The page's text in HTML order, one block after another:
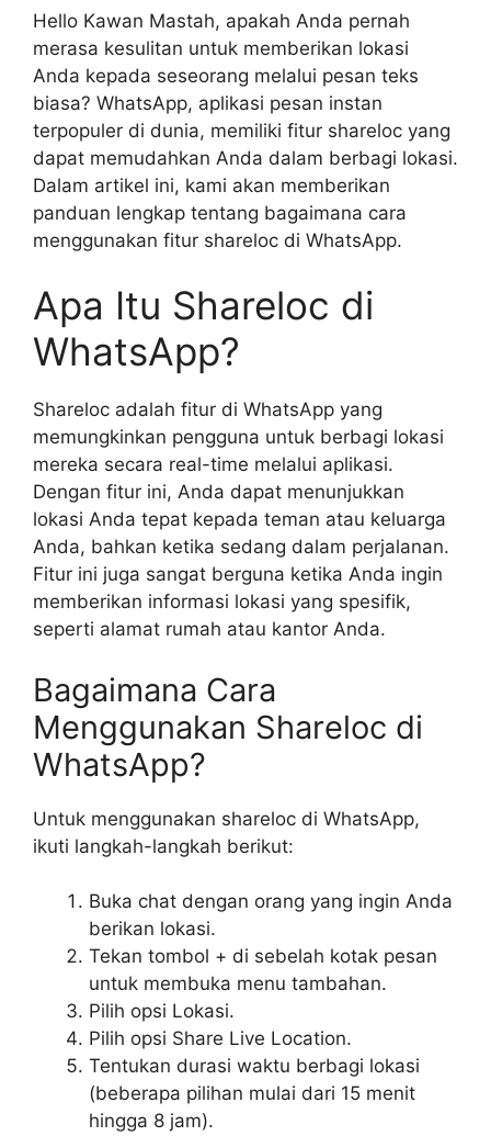
Hello Kawan Mastah, apakah Anda pernah
merasa kesulitan untuk memberikan lokasi
Anda kepada seseorang melalui pesan teks
biasa? WhatsApp, aplikasi pesan instan
terpopuler di dunia, memiliki fitur shareloc yang
dapat memudahkan Anda dalam berbagi lokasi.
Dalam artikel ini, kami akan memberikan
panduan lengkap tentang bagaimana cara
menggunakan fitur shareloc di WhatsApp.
Apa Itu Shareloc di
WhatsApp?
Shareloc adalah fitur di WhatsApp yang
memungkinkan pengguna untuk berbagi lokasi
mereka secara real-time melalui aplikasi.
Dengan fitur ini, Anda dapat menunjukkan
lokasi Anda tepat kepada teman atau keluarga
Anda, bahkan ketika sedang dalam perjalanan.
Fitur ini juga sangat berguna ketika Anda ingin
memberikan informasi lokasi yang spesifik,
seperti alamat rumah atau kantor Anda.
Bagaimana Cara
Menggunakan Shareloc di
WhatsApp?
Untuk menggunakan shareloc di WhatsApp,
ikuti langkah-langkah berikut:
Buka chat dengan orang yang ingin Anda
berikan lokasi.
Tekan tombol + di sebelah kotak pesan
untuk membuka menu tambahan.
Pilih opsi Lokasi.
Pilih opsi Share Live Location.
Tentukan durasi waktu berbagi lokasi
(beberapa pilihan mulai dari 15 menit
hingga 8 jam).